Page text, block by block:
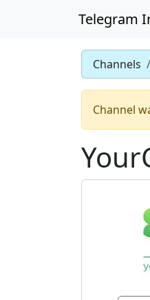
Telegram
Channels
Channel